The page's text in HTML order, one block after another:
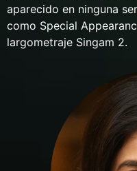
aparecido en ninguna
como Special
largometraje Singam 2.